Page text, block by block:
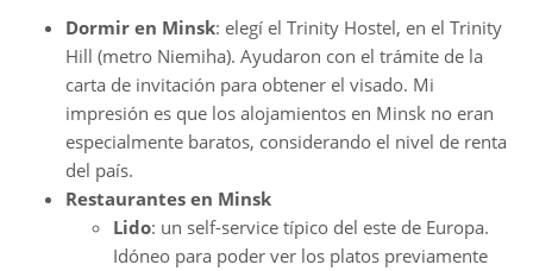
Dormir en Minsk: elegí el Trinity Hostel, en el Trinity
Hill (metro Niemiha). Ayudaron con el trámite de la
carta de invitación para obtener el visado. Mi
impresión es que los alojamientos en Minsk no eran
especialmente baratos, considerando el nivel de renta
del país.
Restaurantes en Minsk
Lido: un self-service típico del este de Europa.
Idóneo para poder ver los platos previamente